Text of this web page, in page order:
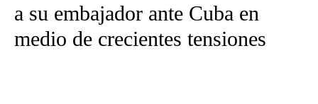
a su embajador ante Cuba en
medio de crecientes tensiones